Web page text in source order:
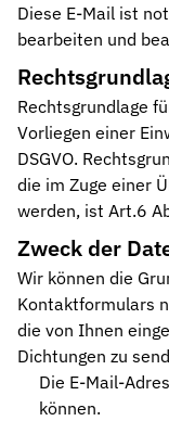
Diese E-Mail ist
bearbeiten und
Rechtsgrundlage
Vorliegen einer
DSGVO.
die im Zuge einer
werden, ist Art.6
Zweck der
Wir können die
Kontaktformulars
die von Ihnen
Dichtungen zu
Die E-Mail-
können.